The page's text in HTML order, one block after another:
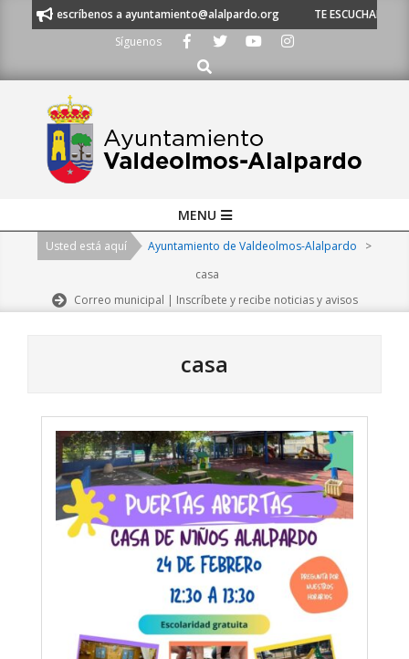
escríbenos a ayuntamiento@alalpardo.org
TE ESCUCHAMOS -
Síguenos
Buscar
Navigation
MENU
Usted está aquí Ayuntamiento de Valdeolmos-Alalpardo
>
casa
Correo municipal | Inscríbete y recibe noticias y avisos
casa